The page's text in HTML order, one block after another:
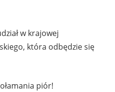
w krajowej
która odbędzie się
piór!